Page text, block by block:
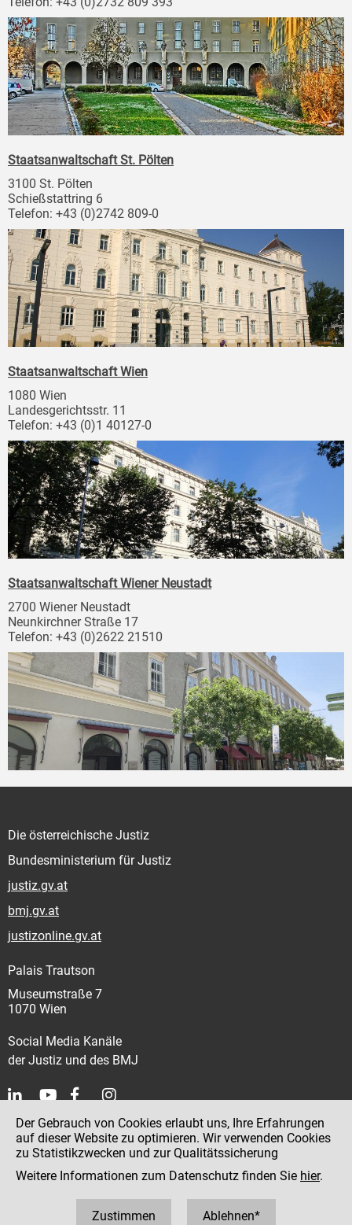
Staatsanwaltschaft St. Pölten
3100 St. Pölten
Schießstattring 6
Telefon: +43 (0)2742 809-0
Staatsanwaltschaft Wien
1080 Wien
Landesgerichtsstr. 11
Telefon: +43 (0)1 40127-0
Staatsanwaltschaft Wiener Neustadt
2700 Wiener Neustadt
Neunkirchner Straße 17
Telefon: +43 (0)2622 21510
Die österreichische Justiz
Bundesministerium für Justiz
justiz.gv.at
bmj.gv.at
justizonline.gv.at
Palais Trautson
Museumstraße 7
1070 Wien
Social Media Kanäle
der Justiz und des BMJ
Kontakt
Impressum
Datenschutz
Der Gebrauch von Cookies erlaubt uns, Ihre Erfahrungen
auf dieser Website zu optimieren. Wir verwenden Cookies
zu Statistikzwecken und zur Qualitätssicherung
Weitere Informationen zum Datenschutz finden Sie hier.
Zustimmen Ablehnen*